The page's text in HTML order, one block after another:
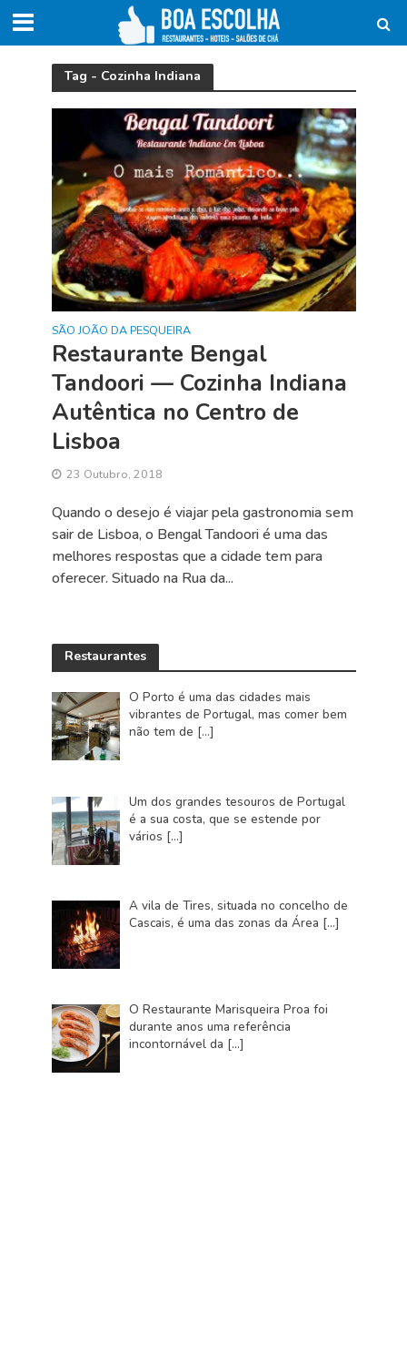
Tag - Cozinha Indiana
SÃO JOÃO DA PESQUEIRA
Restaurante Bengal
Tandoori — Cozinha Indiana
Autêntica no Centro de
Lisboa
23 Outubro, 2018
Quando o desejo é viajar pela gastronomia sem
sair de Lisboa, o Bengal Tandoori é uma das
melhores respostas que a cidade tem para
oferecer. Situado na Rua da...
Restaurantes
O Porto é uma das cidades mais
vibrantes de Portugal, mas comer bem
não tem de […]
Um dos grandes tesouros de Portugal
é a sua costa, que se estende por
vários […]
A vila de Tires, situada no concelho de
Cascais, é uma das zonas da Área […]
O Restaurante Marisqueira Proa foi
durante anos uma referência
incontornável da […]